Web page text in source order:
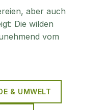
aber auch
Die wilden
vom
& UMWELT